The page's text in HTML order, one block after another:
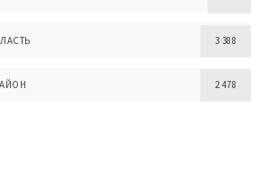
3 388
2 478